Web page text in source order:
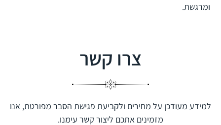
ומרגשת.
צרו קשר
למידע מעודכן על מחירים ולקביעת פגישת הסבר מפורטת, אנו
מזמינים אתכם ליצור קשר עימנו.